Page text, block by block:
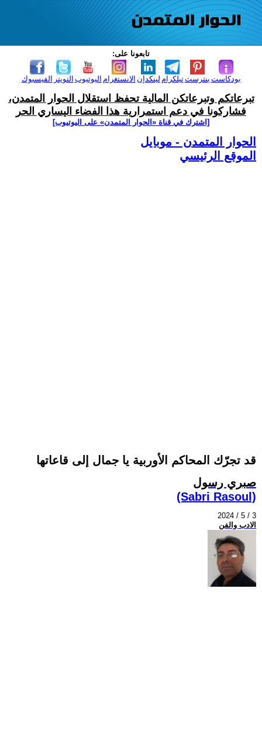
تابعونا على:
الفيسبوك التويتر اليوتيوب الانستغرام لينكدإن تيلكرامبنترست بودكاست
تبرعاتكم وتبرعاتكن المالية تحفظ استقلال الحوار المتمدن،
فشاركونا في دعم استمرارية هذا الفضاء اليساري الحر
[اشترك في قناة ‫«الحوار المتمدن» على اليوتيوب]
الحوار المتمدن - موبايل
الموقع الرئيسي
قد تجرّك المحاكم الأوربية يا جمال إلى قاعاتها
صبري رسول
(Sabri Rasoul)
2024 / 5 / 3
الادب والفن